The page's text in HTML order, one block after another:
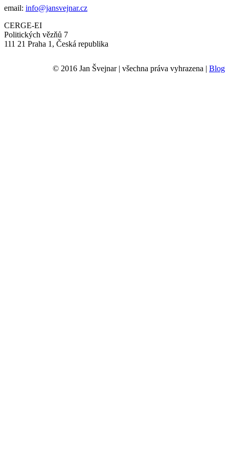
email: info@jansvejnar.cz
CERGE-EI
Politických vězňů 7
111 21 Praha 1, Česká republika
© 2016 Jan Švejnar | všechna práva vyhrazena | Blog